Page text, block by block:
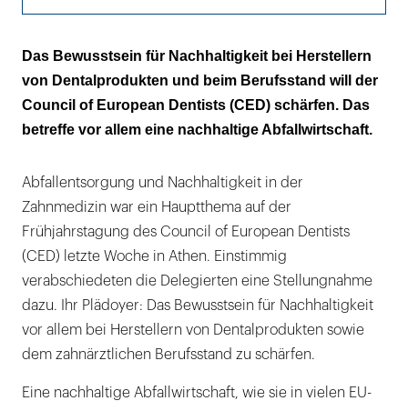
Aufklärung hilft, Behandlungen zu vermeiden
und Material zu reduzieren
Das Bewusstsein für Nachhaltigkeit bei Herstellern
von Dentalprodukten und beim Berufsstand will der
Council of European Dentists (CED) schärfen. Das
betreffe vor allem eine nachhaltige Abfallwirtschaft.
Abfallentsorgung und Nachhaltigkeit in der
Zahnmedizin war ein Hauptthema auf der
Frühjahrstagung des Council of European Dentists
(CED) letzte Woche in Athen. Einstimmig
verabschiedeten die Delegierten eine Stellungnahme
dazu. Ihr Plädoyer: Das Bewusstsein für Nachhaltigkeit
vor allem bei Herstellern von Dentalprodukten sowie
dem zahnärztlichen Berufsstand zu schärfen.
Eine nachhaltige Abfallwirtschaft, wie sie in vielen EU-